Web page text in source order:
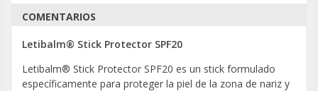
COMENTARIOS
Letibalm® Stick Protector SPF20
Letibalm® Stick Protector SPF20 es un stick formulado
específicamente para proteger la piel de la zona de nariz y